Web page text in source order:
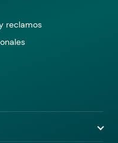
reclamos